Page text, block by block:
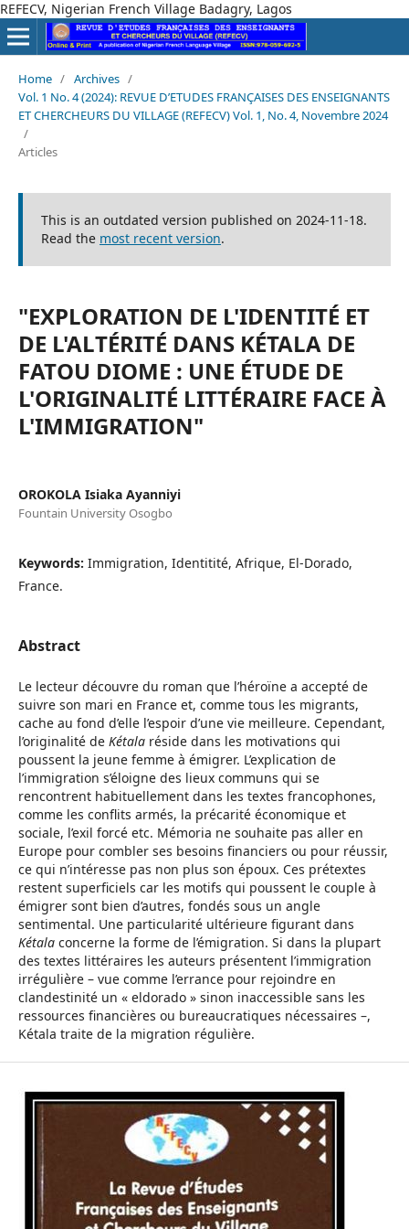
REFECV, Nigerian French Village Badagry, Lagos
Home / Archives /
Vol. 1 No. 4 (2024): REVUE D’ETUDES FRANÇAISES DES ENSEIGNANTS
ET CHERCHEURS DU VILLAGE (REFECV) Vol. 1, No. 4, Novembre 2024
/
Articles
This is an outdated version published on 2024-11-18.
Read the most recent version.
"EXPLORATION DE L'IDENTITÉ ET
DE L'ALTÉRITÉ DANS KÉTALA DE
FATOU DIOME : UNE ÉTUDE DE
L'ORIGINALITÉ LITTÉRAIRE FACE À
L'IMMIGRATION"
OROKOLA Isiaka Ayanniyi
Fountain University Osogbo
Keywords: Immigration, Identitité, Afrique, El-Dorado,
France.
Abstract
Le lecteur découvre du roman que l’héroïne a accepté de
suivre son mari en France et, comme tous les migrants,
cache au fond d’elle l’espoir d’une vie meilleure. Cependant,
l’originalité de Kétalaréside dans les motivations qui
poussent la jeune femme à émigrer. L’explication de
l’immigration s’éloigne des lieux communs qui se
rencontrent habituellement dans les textes francophones,
comme les conflits armés, la précarité économique et
sociale, l’exil forcé etc. Mémoria ne souhaite pas aller en
Europe pour combler ses besoins financiers ou pour réussir,
ce qui n’intéresse pas non plus son époux. Ces prétextes
restent superficiels car les motifs qui poussent le couple à
émigrer sont bien d’autres, fondés sous un angle
sentimental. Une particularité ultérieure figurant dans
Kétala concerne la forme de l’émigration. Si dans la plupart
des textes littéraires les auteurs présentent l’immigration
irrégulière – vue comme l’errance pour rejoindre en
clandestinité un « eldorado » sinon inaccessible sans les
ressources financières ou bureaucratiques nécessaires –,
Kétala traite de la migration régulière.